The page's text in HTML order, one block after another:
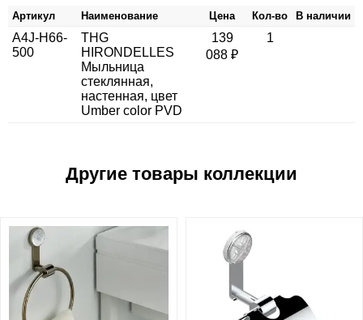
Артикул Наименование Цена Кол-во В наличии
A4J-H66-
500
THG
HIRONDELLES
Мыльница
стеклянная,
настенная, цвет
Umber color PVD
139
088 ₽
1